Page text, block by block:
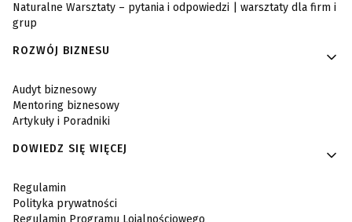
Naturalne Warsztaty – pytania i odpowiedzi | warsztaty dla firm i
grup
ROZWÓJ BIZNESU
Audyt biznesowy
Mentoring biznesowy
Artykuły i Poradniki
DOWIEDZ SIĘ WIĘCEJ
Regulamin
Polityka prywatności